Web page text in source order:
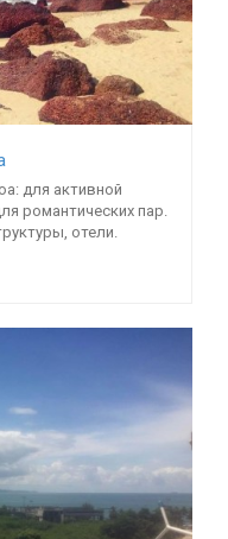
для активной
романтических пар.
отели.